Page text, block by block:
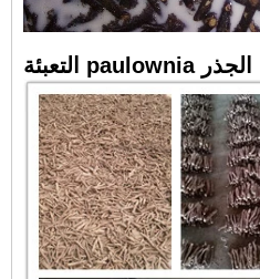
التعبئة paulownia الجذر